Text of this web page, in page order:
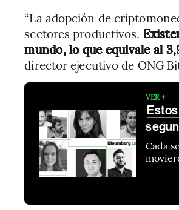
“La adopción de
sectores productivos.
mundo, lo que equivale al
director ejecutivo de ONG
VER +
Cada